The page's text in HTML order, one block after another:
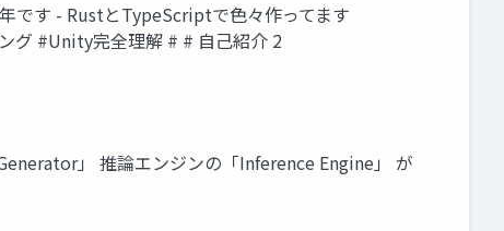
です - RustとTypeScriptで色々作ってます
グ #Unity完全理解 # # 自己紹介 2
」 推論エンジンの「Inference Engine」 が